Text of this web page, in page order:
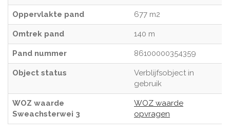
Oppervlakte pand 677 m2
Omtrek pand 140 m
Pand nummer 86100000354359
Object status
Verblijfsobject in
gebruik
WOZ waarde
Sweachsterwei 3
WOZ waarde
opvragen